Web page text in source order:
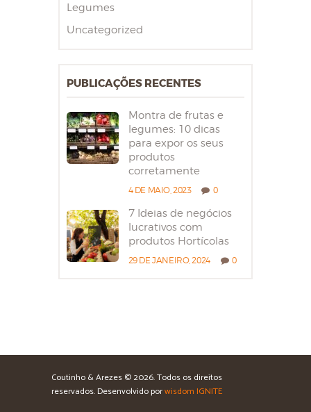
Legumes
Uncategorized
PUBLICAÇÕES RECENTES
Montra de frutas e
legumes: 10 dicas
para expor os seus
produtos
corretamente
4 DE MAIO, 2023 0
7 Ideias de negócios
lucrativos com
produtos Hortícolas
29 DE JANEIRO, 2024 0
Coutinho & Arezes © 2026. Todos os direitos
reservados. Desenvolvido porwisdom IGNITE